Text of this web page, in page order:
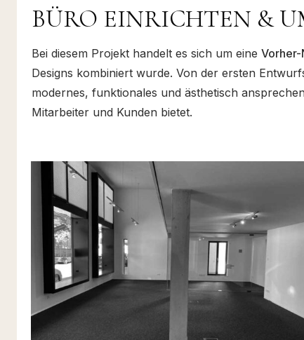
BÜRO EINRICHTEN &
Bei diesem Projekt handelt es sich um eine Vorher-
Designs kombiniert wurde. Von der ersten
modernes, funktionales und ästhetisch
Mitarbeiter und Kunden bietet.